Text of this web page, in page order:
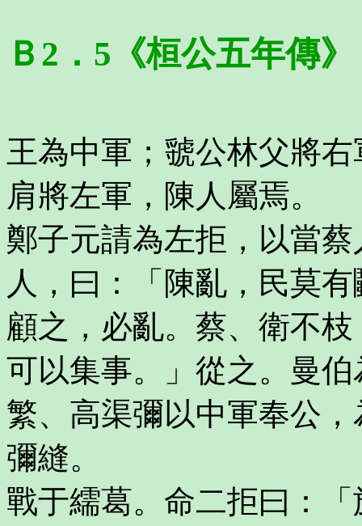
Ｂ2．5《桓公五年傳》
王為中軍；虢公林父將
肩將左軍，陳人屬焉。
鄭子元請為左拒，以當
人，曰：「陳亂，民莫
顧之，必亂。蔡、衛不
可以集事。」從之。曼
繁、高渠彌以中軍奉公
彌縫。
戰于繻葛。命二拒曰：